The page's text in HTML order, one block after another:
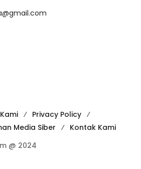
Privacy Policy
Media Siber
Kontak Kami
@ 2024